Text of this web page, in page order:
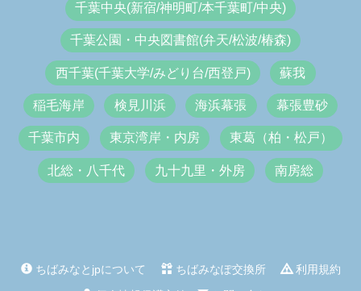
千葉中央(新宿/神明町/本千葉町/中央)
千葉公園・中央図書館(弁天/松波/椿森)
西千葉(千葉大学/みどり台/西登戸) 蘇我
稲毛海岸 検見川浜 海浜幕張 幕張豊砂
千葉市内 東京湾岸・内房 東葛（柏・松戸）
北総・八千代 九十九里・外房 南房総
ちばみなとjpについて ちばみなぽ交換所
利用規約